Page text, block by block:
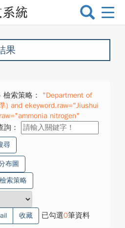
選
換
果
檢索策略：
"Department of
) and ekeyword.raw="Jiushui
nitrogen"
詢：
尋
布圖
索策略
收藏 已勾選0筆資料